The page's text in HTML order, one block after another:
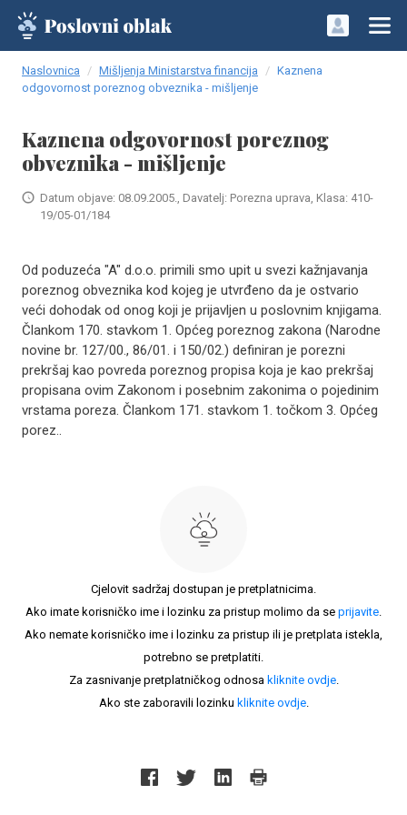
Naslovnica Mišljenja Ministarstva financija
Kaznena
odgovornost poreznog obveznika - mišljenje
Kaznena odgovornost poreznog
obveznika - mišljenje
Datum objave: 08.09.2005., Davatelj: Porezna uprava, Klasa: 410-
19/05-01/184
Od poduzeća "A" d.o.o. primili smo upit u svezi kažnjavanja
poreznog obveznika kod kojeg je utvrđeno da je ostvario
veći dohodak od onog koji je prijavljen u poslovnim knjigama.
Člankom 170. stavkom 1. Općeg poreznog zakona (Narodne
novine br. 127/00., 86/01. i 150/02.) definiran je porezni
prekršaj kao povreda poreznog propisa koja je kao prekršaj
propisana ovim Zakonom i posebnim zakonima o pojedinim
vrstama poreza. Člankom 171. stavkom 1. točkom 3. Općeg
porez..
Cjelovit sadržaj dostupan je pretplatnicima.
Ako imate korisničko ime i lozinku za pristup molimo da se prijavite.
Ako nemate korisničko ime i lozinku za pristup ili je pretplata istekla,
potrebno se pretplatiti.
Za zasnivanje pretplatničkog odnosa kliknite ovdje.
Ako ste zaboravili lozinku kliknite ovdje.